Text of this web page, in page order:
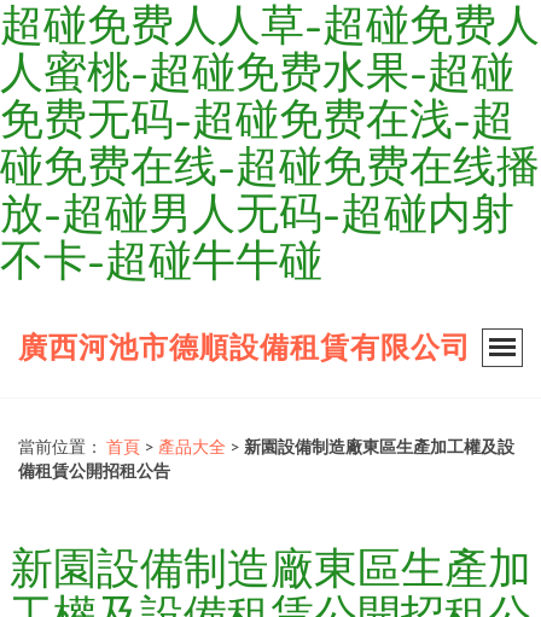
超碰免费人人草-超碰免费人
人蜜桃-超碰免费水果-超碰
免费无码-超碰免费在浅-超
碰免费在线-超碰免费在线播
放-超碰男人无码-超碰内射
不卡-超碰牛牛碰
廣西河池市德順設備租賃有限公司
當前位置： 首頁 > 產品大全 > 新園設備制造廠東區生產加工權及設
備租賃公開招租公告
新園設備制造廠東區生產加